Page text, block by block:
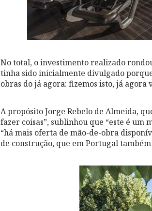
No total, o investimento realizado
tinha sido inicialmente divulgado
obras do já agora: fizemos isto, já agora
A propósito Jorge Rebelo de Almeida,
fazer coisas”, sublinhou que “este é
“há mais oferta de mão-de-obra
de construção, que em Portugal